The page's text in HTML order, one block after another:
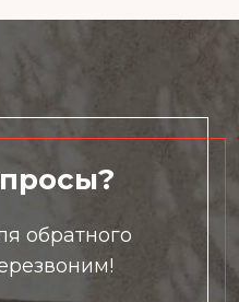
обратного